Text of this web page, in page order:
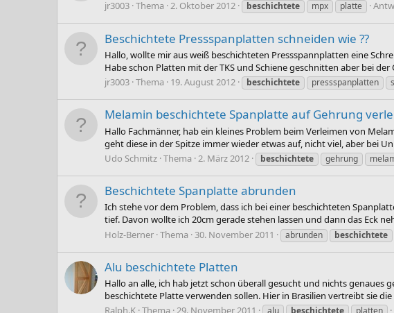
jr3003 Thema 2. Oktober 2012 beschichtete mpx platte
Beschichtete Pressspanplatten schneiden wie ??
Hallo, wollte mir aus weiß beschichteten Pressspannplatten eine
Habe schon Platten mit der TKS und Schiene geschnitten aber bei der
jr3003 Thema 19. August 2012 beschichtete pressspanplatten
Melamin beschichtete Spanplatte auf Gehrung
Hallo Fachmänner, hab ein kleines Problem beim Verleimen von
geht diese in der Spitze immer wieder etwas auf, nicht viel, aber bei
Udo Schmitz Thema 2. März 2012 beschichtete gehrung
Beschichtete Spanplatte abrunden
Ich stehe vor dem Problem, dass ich bei einer beschichteten
tief. Davon wollte ich 20cm gerade stehen lassen und dann das Eck
Holz-Berner Thema 30. November 2011 abrunden beschichtete
Alu beschichtete Platten
Hallo an alle, ich hab jetzt schon überall gesucht und nichts genaues
beschichtete Platte verwenden sollen. Hier in Brasilien vertreibt sie